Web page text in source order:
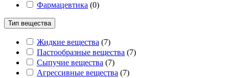
Фармацевтика (0)
Тип вещества
Жидкие вещества (7)
Пастообразные вещества (7)
Сыпучие вещества (7)
Агрессивные вещества (7)